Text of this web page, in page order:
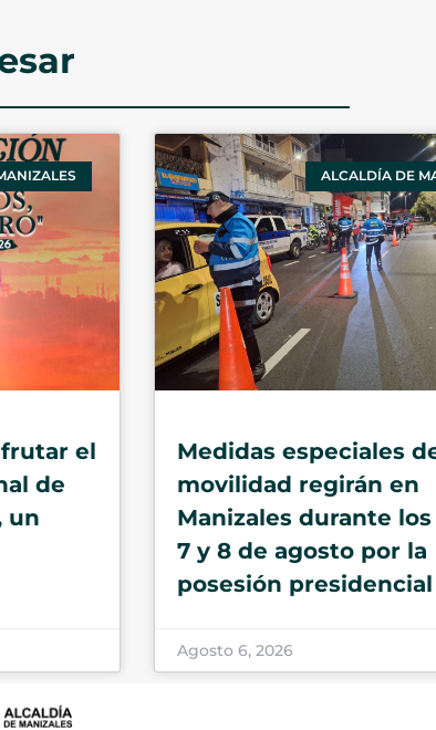
el
de
un
ALCALDÍA DE
Medidas especiales
movilidad regirán en
Manizales durante los
7 y 8 de agosto por la
posesión presidencial
Agosto 6, 2026